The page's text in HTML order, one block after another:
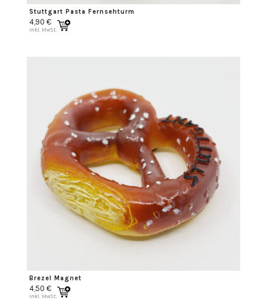
Stuttgart Pasta Fernsehturm
4,90 €
inkl. MwSt.
Brezel Magnet
4,50 €
inkl. MwSt.